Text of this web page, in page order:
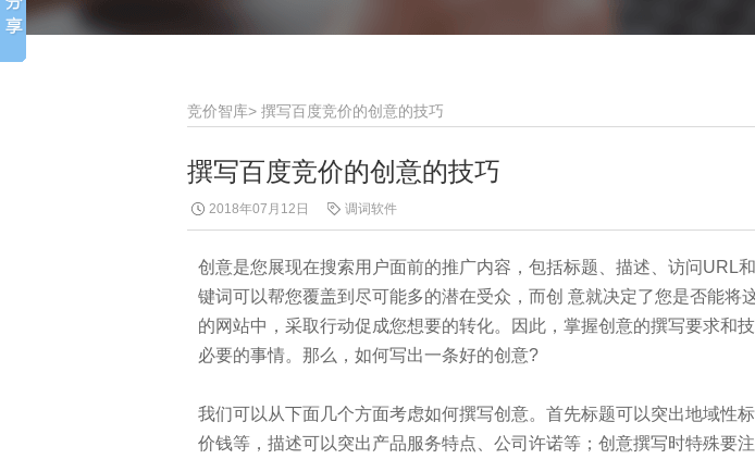
竞价智库> 撰写百度竞价的创意的技巧
撰写百度竞价的创意的技巧
2018年07月12日 调词软件
创意是您展现在搜索用户面前的推广内容，包括标题、描述、访问URL
键词可以帮您覆盖到尽可能多的潜在受众，而创 意就决定了您是否能将
的网站中，采取行动促成您想要的转化。因此，掌握创意的撰写要求和
必要的事情。那么，如何写出一条好的创意?
我们可以从下面几个方面考虑如何撰写创意。首先标题可以突出地域性标
价钱等，描述可以突出产品服务特点、公司许诺等；创意撰写时特殊要